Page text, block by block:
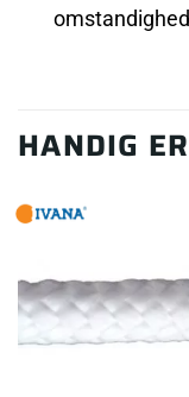
HANDIG